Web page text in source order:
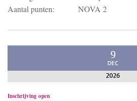
Aantal punten:
NOVA 2
9
DEC
2026
Inschrijving open